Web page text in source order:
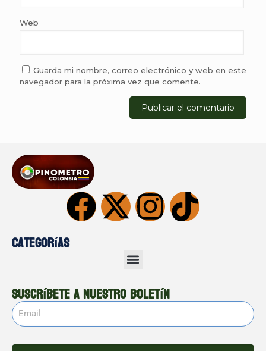
Web
Guarda mi nombre, correo electrónico y web en este
navegador para la próxima vez que comente.
Categorías
Suscríbete a nuestro boletín